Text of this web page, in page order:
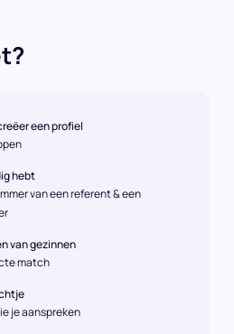
een profiel
hebt
van een referent & een
van gezinnen
match
je aanspreken